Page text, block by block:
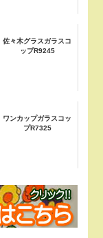
佐々木グラスガラスコ
ップR9245
ワンカップガラスコッ
プR7325